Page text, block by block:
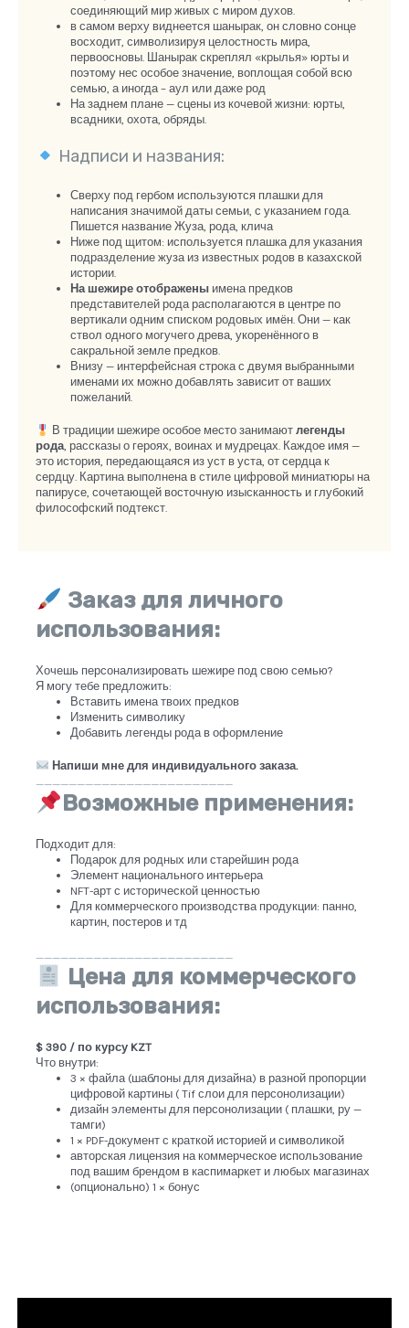
соединяющий мир живых с миром духов.
в самом верху виднеется шанырак, он словно сонце
восходит, символизируя целостность мира,
первоосновы. Шанырак скреплял «крылья» юрты и
поэтому нес особое значение, воплощая собой всю
семью, а иногда – аул или даже род
На заднем плане — сцены из кочевой жизни: юрты,
всадники, охота, обряды.
Надписи и названия:
Сверху под гербом используются плашки для
написания значимой даты семьи, с указанием года.
Пишется название Жуза, рода, клича
Ниже под щитом: используется плашка для указания
подразделение жуза из известных родов в казахской
истории.
На шежире отображены имена предков
представителей рода располагаются в центре по
вертикали одним списком родовых имён. Они — как
ствол одного могучего древа, укоренённого в
сакральной земле предков.
Внизу — интерфейсная строка с двумя выбранными
именами их можно добавлять зависит от ваших
пожеланий.
В традиции шежире особое место занимают легенды
рода, рассказы о героях, воинах и мудрецах. Каждое имя —
это история, передающаяся из уст в уста, от сердца к
сердцу. Картина выполнена в стиле цифровой миниатюры на
папирусе, сочетающей восточную изысканность и глубокий
философский подтекст.
Заказ для личного
использования:
Хочешь персонализировать шежире под свою семью?
Я могу тебе предложить:
Вставить имена твоих предков
Изменить символику
Добавить легенды рода в оформление
Напиши мне для индивидуального заказа.
________________________
Возможные применения:
Подходит для:
Подарок для родных или старейшин рода
Элемент национального интерьера
NFT-арт с исторической ценностью
Для коммерческого производства продукции: панно,
картин, постеров и тд
________________________
Цена для коммерческого
использования:
$ 390 / по курсу KZT
Что внутри:
3 × файла (шаблоны для дизайна) в разной пропорции
цифровой картины ( Tif слои для персонолизации)
дизайн элементы для персонолизации ( плашки, ру —
тамги)
1 × PDF-документ с краткой историей и символикой
авторская лицензия на коммерческое использование
под вашим брендом в каспимаркет и любых магазинах
(опционально) 1 × бонус